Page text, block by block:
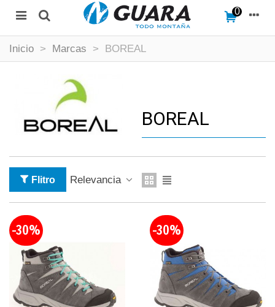
0
Inicio > Marcas > BOREAL
BOREAL
Flitro Relevancia
-30% -30%